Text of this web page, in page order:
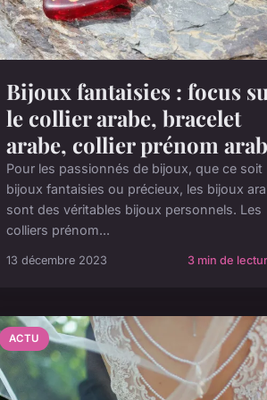
Bijoux fantaisies : focus
le collier arabe, bracelet
arabe, collier prénom
Pour les passionnés de bijoux, que ce soit
bijoux fantaisies ou précieux, les bijoux
sont des véritables bijoux personnels. Les
colliers prénom...
13 décembre 2023 3 min de
ACTU